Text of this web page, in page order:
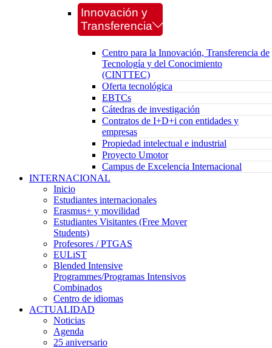
Innovación y
Transferencia
Centro para la Innovación, Transferencia de
Tecnología y del Conocimiento
(CINTTEC)
Oferta tecnológica
EBTCs
Cátedras de investigación
Contratos de I+D+i con entidades y
empresas
Propiedad intelectual e industrial
Proyecto Umotor
Campus de Excelencia Internacional
INTERNACIONAL
Inicio
Estudiantes internacionales
Erasmus+ y movilidad
Estudiantes Visitantes (Free Mover
Students)
Profesores / PTGAS
EULiST
Blended Intensive
Programmes/Programas Intensivos
Combinados
Centro de idiomas
ACTUALIDAD
Noticias
Agenda
25 aniversario